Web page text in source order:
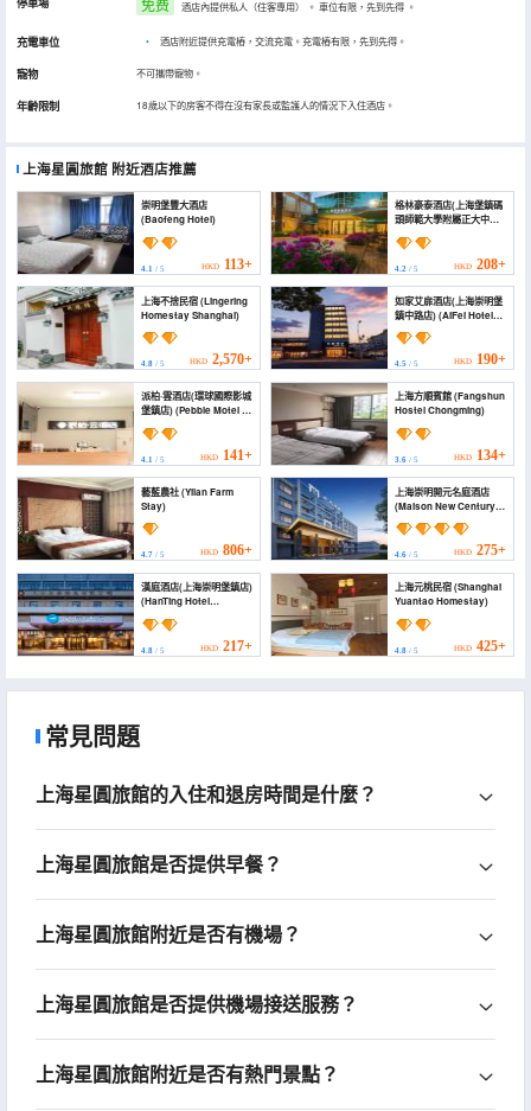
免费 酒店內提供私人（住客專用） 。 車位有限，先到先得 。
充電車位 • 酒店附近提供充電樁，交流充電。充電樁有限，先到先得。
寵物 不可攜帶寵物。
年齡限制 18歲以下的房客不得在沒有家長或監護人的情況下入住酒店。
上海星圓旅館 附近酒店推薦
崇明堡豐大酒店
(Baofeng Hotel)
4.1 / 5 HKD 113+
格林豪泰酒店(上海堡鎮碼
頭師範大學附屬正大中學
店) (GreenTree Hotel
(Shanghai Baotown Pier
Normal University
Affiliated Zhengda
Middle School))
4.2/ 5 HKD 208+
上海不捨民宿 (Lingering
Homestay Shanghai)
4.8 / 5 HKD 2,570+
如家艾扉酒店(上海崇明堡
鎮中路店) (AiFei Hotel
(Shanghai Chongming
Bao Town Zhong Road))
4.5/ 5 HKD 190+
派柏·雲酒店(環球國際影城
堡鎮店) (Pebble Motel (
）)
4.1 / 5 HKD 141+
上海方順賓館 (Fangshun
Hostel Chongming)
3.6/ 5 HKD 134+
藝藍農社 (Yilan Farm
Stay)
4.7 / 5 HKD 806+
上海崇明開元名庭酒店
(Maison New Century
Hotel Chongming
Shanghai)
4.6/ 5 HKD 275+
漢庭酒店(上海崇明堡鎮店)
(HanTing Hotel
Bao Town))
4.8 / 5 HKD 217+
上海元桃民宿 (Shanghai
Yuantao Homestay)
4.8/ 5 HKD 425+
常見問題
上海星圓旅館的入住和退房時間是什麼？
上海星圓旅館是否提供早餐？
上海星圓旅館附近是否有機場？
上海星圓旅館是否提供機場接送服務？
上海星圓旅館附近是否有熱門景點？